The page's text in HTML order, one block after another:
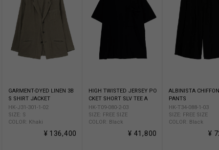
GARMENT-DYED LINEN 3B
S SHIRT JACKET
HK-J31-301-1-02
SIZE: S
COLOR: Khaki
¥ 136,400
HIGH TWISTED JERSEY PO
CKET SHORT SLV TEE A
HK-T09-080-2-03
SIZE: FREE SIZE
COLOR: Black
¥ 41,800
ALBINISTA
PANTS
HK-T34-088-1-03
SIZE: FREE SIZE
COLOR: Black
¥